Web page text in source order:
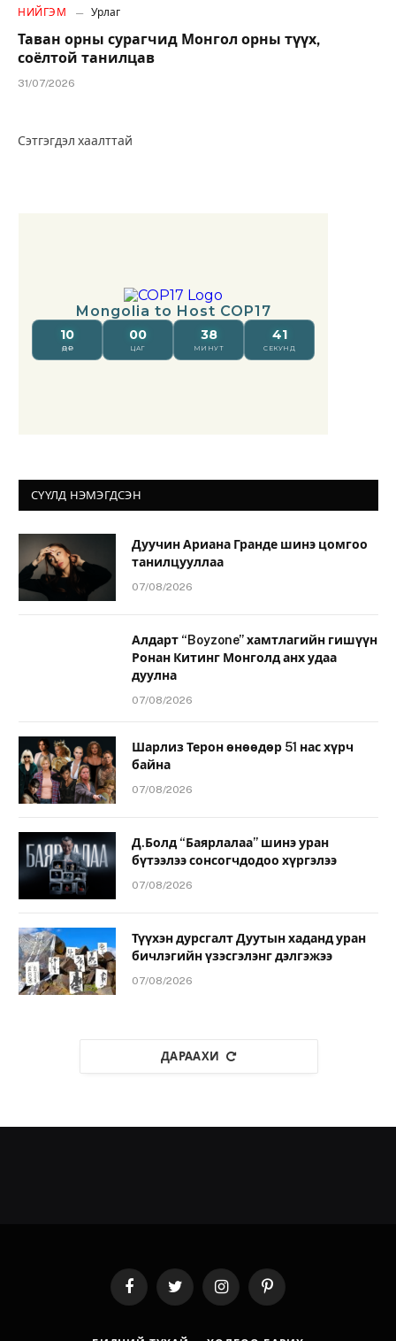
НИЙГЭМ Урлаг
Таван орны сурагчид Монгол орны түүх,
соёлтой танилцав
31/07/2026
Сэтгэгдэл хаалттай
СҮҮЛД НЭМЭГДСЭН
Дуучин Ариана Гранде шинэ цомгоо
танилцууллаа
07/08/2026
Алдарт “Boyzone” хамтлагийн гишүүн
Ронан Китинг Монголд анх удаа
дуулна
07/08/2026
Шарлиз Терон өнөөдөр 51 нас хүрч
байна
07/08/2026
Д.Болд “Баярлалаа” шинэ уран
бүтээлээ сонсогчдодоо хүргэлээ
07/08/2026
Түүхэн дурсгалт Дуутын хаданд уран
бичлэгийн үзэсгэлэнг дэлгэжээ
07/08/2026
ДАРААХИ
FacebookTwitter InstagramPinterest